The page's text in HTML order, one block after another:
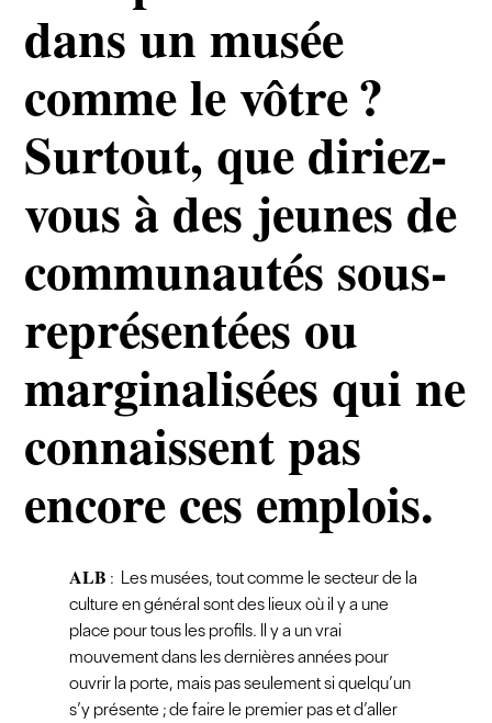
dans un musée
comme le vôtre ?
Surtout, que diriez-
vous à des jeunes de
communautés sous-
représentées ou
marginalisées qui ne
connaissent pas
encore ces emplois.
ALB : Les musées, tout comme le secteur de la
culture en général sont des lieux où il y a une
place pour tous les profils. Il y a un vrai
mouvement dans les dernières années pour
ouvrir la porte, mais pas seulement si quelqu’un
s’y présente ; de faire le premier pas et d’aller